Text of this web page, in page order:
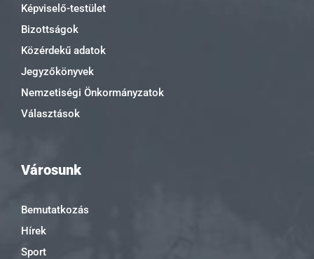
Képviselő-testület
Bizottságok
Közérdekű adatok
Jegyzőkönyvek
Nemzetiségi Önkormányzatok
Választások
Városunk
Bemutatkozás
Hírek
Sport